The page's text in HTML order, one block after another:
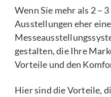
Wenn Sie mehr als 2 –
Ausstellungen eher
gestalten, die Ihre
Vorteile und den
Hier sind die Vorteile,